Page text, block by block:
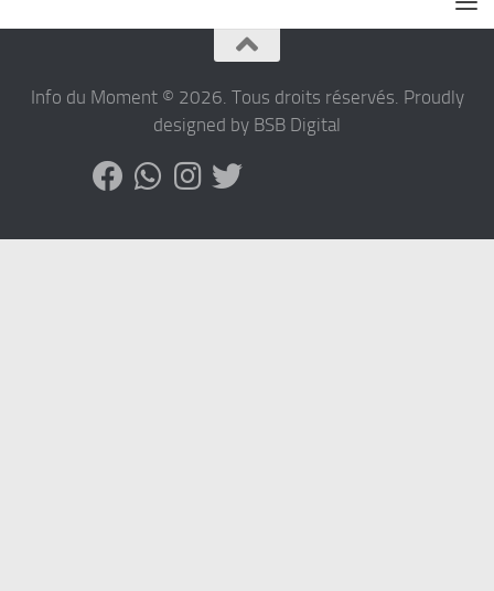
Info du Moment © 2026. Tous droits réservés. Proudly
designed by BSB Digital